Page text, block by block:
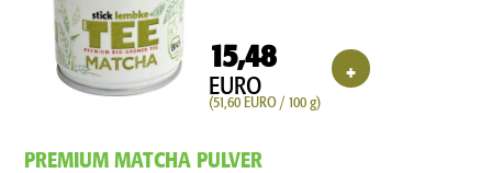
15,48
EURO
(51,60 EURO / 100 g)
+
PREMIUM MATCHA PULVER